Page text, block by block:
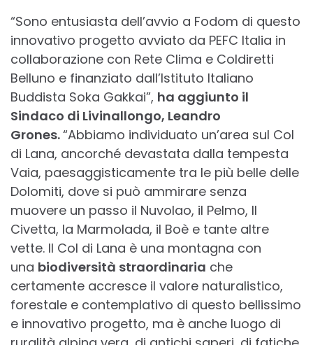
“Sono entusiasta dell’avvio a Fodom di questo
innovativo progetto avviato da PEFC Italia in
collaborazione con Rete Clima e Coldiretti
Belluno e finanziato dall’Istituto Italiano
Buddista Soka Gakkai”, ha aggiunto il
Sindaco di Livinallongo, Leandro
Grones.“Abbiamo individuato un’area sul Col
di Lana, ancorché devastata dalla tempesta
Vaia, paesaggisticamente tra le più belle delle
Dolomiti, dove si può ammirare senza
muovere un passo il Nuvolao, il Pelmo, Il
Civetta, la Marmolada, il Boè e tante altre
vette. Il Col di Lana è una montagna con
una biodiversità straordinaria che
certamente accresce il valore naturalistico,
forestale e contemplativo di questo bellissimo
e innovativo progetto, ma è anche luogo di